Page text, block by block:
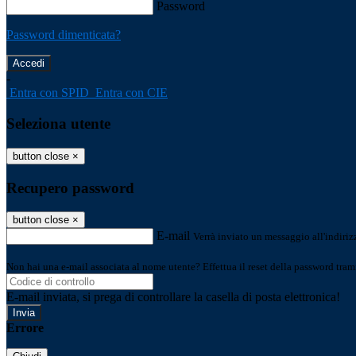
Password
Password dimenticata?
-
Entra con SPID Entra con CIE
Seleziona utente
button close ×
Recupero password
button close ×
E-mail Verrà inviato un messaggio
Non hai una e-mail associata al nome utente? Effettua il reset della password
E-mail inviata, si prega di controllare la casella di posta elettronica!
Errore